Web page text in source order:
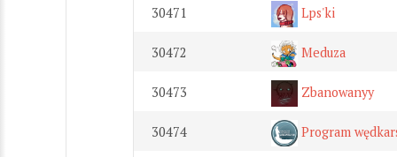
30471 Lps'ki
30472 Meduza
30473 Zbanowanyy
30474 Program